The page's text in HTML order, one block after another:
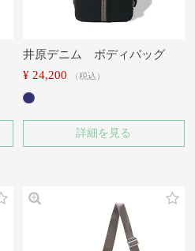
井原デニム ボディバッグ
¥ 24,200 税込
詳細を見る